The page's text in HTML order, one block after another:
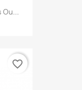
Ou...
favorite_border